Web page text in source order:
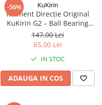
-56% KuKirin
Rulment Direcție Original
KuKirin G2 – Ball Bearing
pentru Trotinetă Electrică
147,00 Lei
65,00 Lei
IN STOC
ADAUGA IN COS